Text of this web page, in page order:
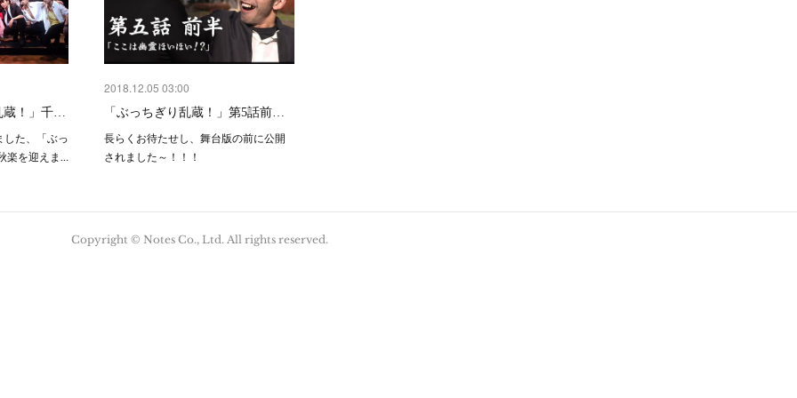
蔵！」千…
した、「ぶっ
楽を迎えま…
2018.12.05 03:00
「ぶっちぎり乱蔵！」第5話前…
長らくお待たせし、舞台版の前に公開
されました～！！！
Copyright © Notes Co., Ltd. All rights reserved.